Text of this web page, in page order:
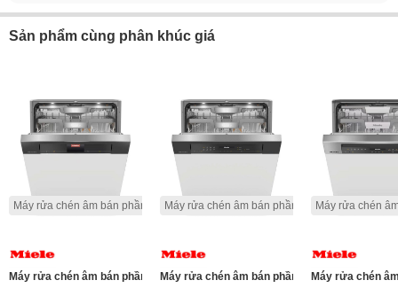
Sản phẩm cùng phân khúc giá
Máy rửa chén âm bán phần
Máy rửa chén âm bán phần Miele G 7930 SCi OBSW Autodos
Máy rửa chén âm bán phần
Máy rửa chén âm bán phần Miele G 7710 SCi
Máy rửa chén
Máy rửa chén